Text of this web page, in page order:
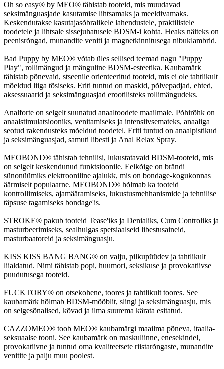
Oh so easy® by MEO® tähistab tooteid, mis muudavad
seksimänguasjade kasutamise lihtsamaks ja meeldivamaks.
Keskendutakse kasutajasõbralikele lahendustele, praktilistele
toodetele ja lihtsale sissejuhatusele BDSM-i kohta. Heaks näiteks on
peenisrõngad, munandite veniti ja magnetkinnitusega nibuklambrid.
Bad Puppy by MEO® võtab üles sellised teemad nagu "Puppy
Play", rollimängud ja mänguline BDSM-esteetika. Kaubamärk
tähistab põnevaid, stseenile orienteeritud tooteid, mis ei ole tahtlikult
mõeldud liiga tõsiseks. Eriti tuntud on maskid, põlvepadjad, ehted,
aksessuaarid ja seksimänguasjad erootilisteks rollimängudeks.
Analforte on selgelt suunatud anaaltoodete maailmale. Põhirõhk on
anaalstimulatsiooniks, venitamiseks ja intensiivsemateks, anaaliga
seotud rakendusteks mõeldud toodetel. Eriti tuntud on anaalpistikud
ja seksimänguasjad, samuti libesti ja Anal Relax Spray.
MEOBOND® tähistab tehnilisi, lukustatavaid BDSM-tooteid, mis
on selgelt keskendunud funktsioonile. Eelkõige on brändi
sünonüümiks elektrooniline ajalukk, mis on bondage-kogukonnas
äärmiselt populaarne. MEOBOND® hõlmab ka tooteid
kontrollimiseks, ajamääramiseks, lukustusmehhanismide ja tehnilise
täpsuse tagamiseks bondage'is.
STROKE® pakub tooteid Tease'iks ja Denialiks, Cum Controliks ja
masturbeerimiseks, sealhulgas spetsiaalseid libestusaineid,
masturbaatoreid ja seksimänguasju.
KISS KISS BANG BANG® on valju, pilkupüüdev ja tahtlikult
liialdatud. Nimi tähistab popi, huumori, seksikuse ja provokatiivse
puudutusega tooteid.
FUCKTORY® on otsekohene, toores ja tahtlikult toores. See
kaubamärk hõlmab BDSM-mööblit, slingi ja seksimänguasju, mis
on selgesõnalised, kõvad ja ilma suurema kärata esitatud.
CAZZOMEO® toob MEO® kaubamärgi maailma põneva, itaalia-
seksuaalse tooni. See kaubamärk on maskuliinne, enesekindel,
provokatiivne ja tuntud oma kvaliteetsete riistarõngaste, munandite
venitite ja palju muu poolest.